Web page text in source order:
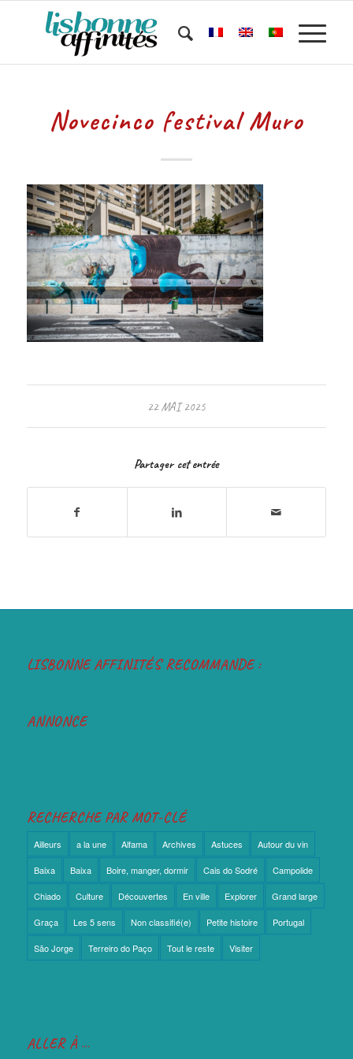
Novecinco festival Muro
22 MAI 2025
Partager cet entrée
LISBONNE AFFINITÉS RECOMMANDE :
ANNONCE
RECHERCHE PAR MOT-CLÉ
Ailleurs a la une Alfama Archives Astuces Autour du vin
Baixa Baixa Boire, manger, dormir Cais do Sodré Campolide
Chiado Culture Découvertes En ville Explorer Grand large
Graça Les 5 sens Non classifié(e) Petite histoire Portugal
São Jorge Terreiro do Paço Tout le reste Visiter
ALLER À …